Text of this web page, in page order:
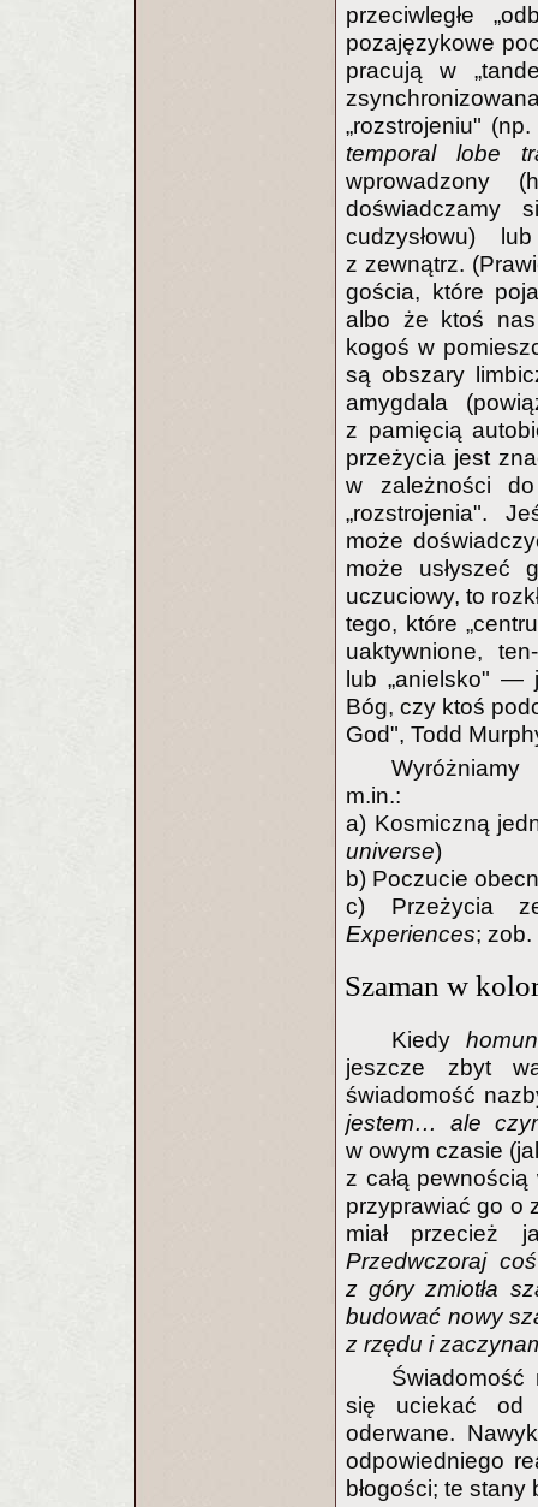
przeciwległe
pozajęzykowe
pracują w
„rozstrojeniu"
temporal lobe
wprowadzony
doświadczamy
cudzysłowu)
z zewnątrz.
gościa, które
albo że ktoś nas
kogoś w
są obszary
amygdala
z pamięcią
przeżycia jest
w zależności
„rozstrojenia".
może
może usłyszeć
uczuciowy, to
tego, które
uaktywnione,
lub „anielsko" —
Bóg, czy ktoś
God", Todd
Wyróżniamy
m.in.:
a) Kosmiczną
universe)
b) Poczucie
c) Przeżycia
Experiences; zob.
Szaman w
Kiedy
jeszcze zbyt
świadomość
jestem… ale
w owym czasie
z całą pewnością
przyprawiać go o
miał przecież
Przedwczoraj
z góry zmiotła
budować nowy
z rzędu i
Świadomość
się uciekać od
oderwane. Nawyk
odpowiedniego
błogości; te